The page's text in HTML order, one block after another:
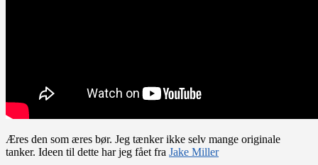
Æres den som æres bør. Jeg tænker ikke selv mange originale
tanker. Ideen til dette har jeg fået fra Jake Miller